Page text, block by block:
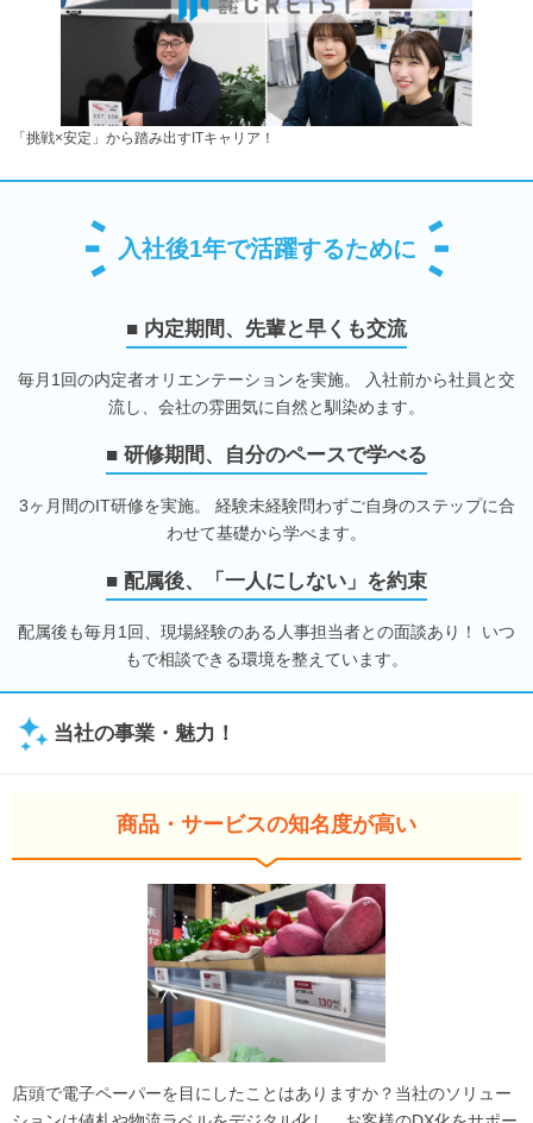
「挑戦×安定」から踏み出すITキャリア！
入社後1年で活躍するために
■ 内定期間、先輩と早くも交流
毎月1回の内定者オリエンテーションを実施。 入社前から社員と交
流し、会社の雰囲気に自然と馴染めます。
■ 研修期間、自分のペースで学べる
3ヶ月間のIT研修を実施。 経験未経験問わずご自身のステップに合
わせて基礎から学べます。
■ 配属後、「一人にしない」を約束
配属後も毎月1回、現場経験のある人事担当者との面談あり！ いつ
もで相談できる環境を整えています。
当社の事業・魅力！
商品・サービスの知名度が高い
店頭で電子ペーパーを目にしたことはありますか？当社のソリュー